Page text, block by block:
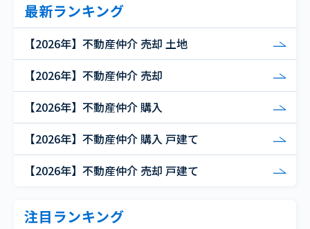
最新ランキング
【2026年】不動産仲介 売却 土地
【2026年】不動産仲介 売却
【2026年】不動産仲介 購入
【2026年】不動産仲介 購入 戸建て
【2026年】不動産仲介 売却 戸建て
注目ランキング